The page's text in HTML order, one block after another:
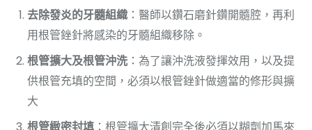
去除發炎的牙髓組織 ：醫師以鑽石磨針鑽開髓腔，再利
用根管銼針將感染的牙髓組織移除。
根管擴大及根管沖洗：為了讓沖洗液發揮效用，以及提
供根管充填的空間，必須以根管銼針做適當的修形與擴
大